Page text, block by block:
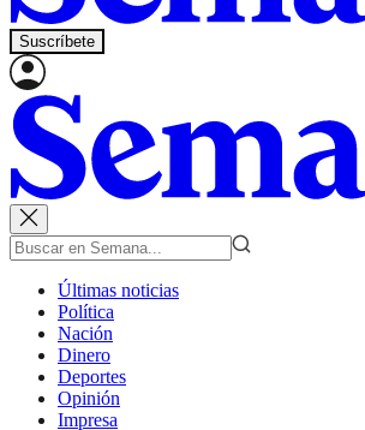
Suscríbete
Últimas noticias
Política
Nación
Dinero
Deportes
Opinión
Impresa